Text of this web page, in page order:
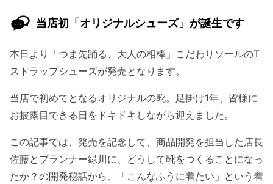
当店初「オリジナルシューズ」が誕生です
本日より「つま先踊る、大人の相棒」こだわりソールのT
ストラップシューズが発売となります。
当店で初めてとなるオリジナルの靴。足掛け1年、皆様に
お披露目できる日をドキドキしながら迎えました。
この記事では、発売を記念して、商品開発を担当した店長
佐藤とプランナー緑川に、どうして靴をつくることになっ
たか？の開発秘話から、「こんなふうに着たい」という着